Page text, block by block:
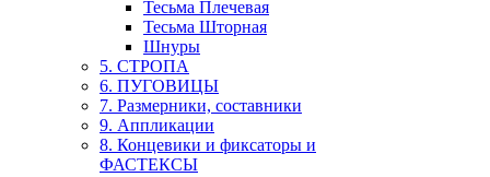
Тесьма Плечевая
Тесьма Шторная
Шнуры
5. СТРОПА
6. ПУГОВИЦЫ
7. Размерники, составники
9. Аппликации
8. Концевики и фиксаторы и
ФАСТЕКСЫ